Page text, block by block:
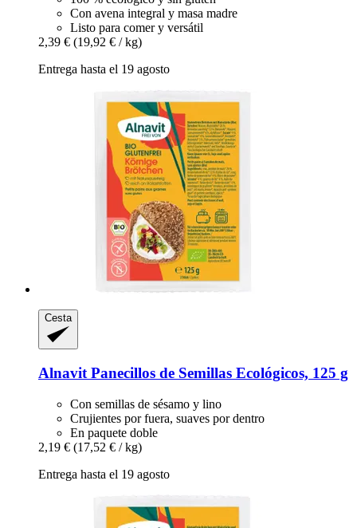
Con avena integral y masa madre
Listo para comer y versátil
2,39 € (19,92 € / kg)
Entrega hasta el 19 agosto
Cesta
Alnavit Panecillos de Semillas Ecológicos, 125 g
Con semillas de sésamo y lino
Crujientes por fuera, suaves por dentro
En paquete doble
2,19 € (17,52 € / kg)
Entrega hasta el 19 agosto